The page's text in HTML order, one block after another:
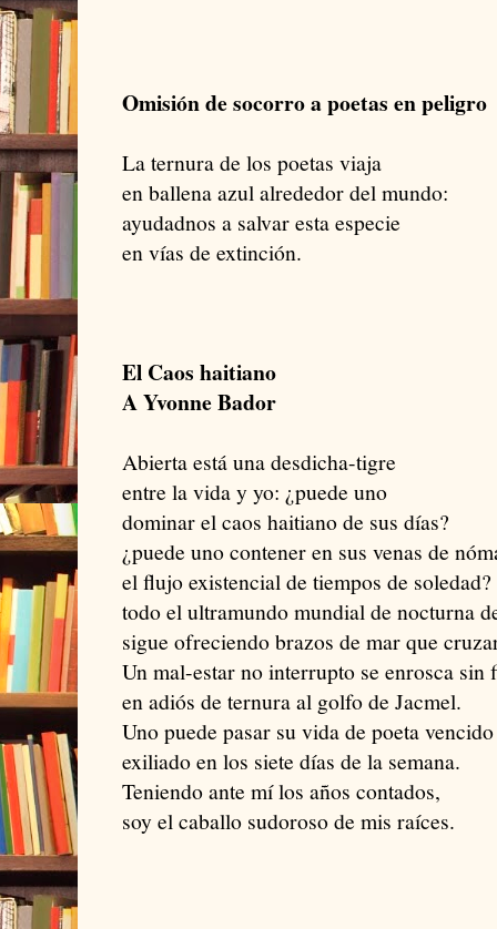
Omisión de socorro a poetas en peligro
La ternura de los poetas viaja
en ballena azul alrededor del mundo:
ayudadnos a salvar esta especie
en vías de extinción.
El Caos haitiano
A Yvonne Bador
Abierta está una desdicha-tigre
entre la vida y yo: ¿puede uno
dominar el caos haitiano de sus días?
¿puede uno contener en sus venas de
el flujo existencial de tiempos de soledad?
todo el ultramundo mundial de nocturna
sigue ofreciendo brazos de mar que
Un mal-estar no interrupto se enrosca sin
en adiós de ternura al golfo de Jacmel.
Uno puede pasar su vida de poeta vencido
exiliado en los siete días de la semana.
Teniendo ante mí los años contados,
soy el caballo sudoroso de mis raíces.